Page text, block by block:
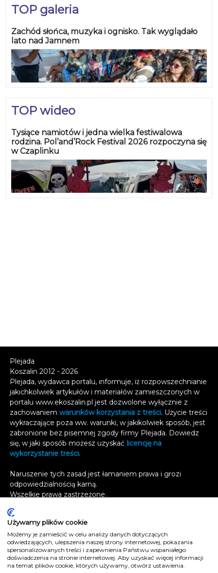
TOP galeria
Zachód słońca, muzyka i ognisko. Tak wyglądało
lato nad Jamnem
TOP wideo
Tysiące namiotów i jedna wielka festiwalowa
rodzina. Pol’and’Rock Festival 2026 rozpoczyna się
w Czaplinku
Plejada
Koszalin 2012 - 2026
Plejada, wydawca portalu, informuje, iż rozpowszechnianie
jakichkolwiek artykułów i materiałów zamieszczonych w
portalu www.ekoszalin.pl jest dozwolone wyłącznie z
zachowaniem warunków korzystania z treści. Użycie treści
wykraczające poza ww. warunki, w jakikolwiek sposób, jest
zabronione bez pisemnej zgody firmy Plejada. Dowiedz
się, w jaki sposób możesz uzyskać licencję na
wykorzystanie treści.
Naruszenie tych zasad jest łamaniem prawa i grozi
odpowiedzialnością karną.
Wszelkie prawa zastrzeżone.
Reklama
Kontakt
Polityka prywatności
ekoszalin.pl
Używamy plików cookie
Możemy je zamieścić w celu analizy danych dotyczących
odwiedzających, ulepszenia naszej strony internetowej, pokazania
spersonalizowanych treści i zapewnienia Państwu wspaniałego
doświadczenia na stronie internetowej. Aby uzyskać więcej informacji
na temat plików cookie, których używamy, otwórz ustawienia.